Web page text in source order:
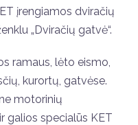
įrengiamos dviračių
„Dviračių gatvė“.
ramaus, lėto eismo,
kurortų, gatvėse.
motorinių
galios specialūs KET